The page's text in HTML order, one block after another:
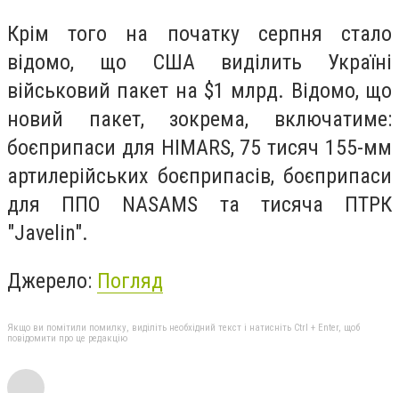
Крім того на початку серпня стало
відомо, що США виділить Україні
військовий пакет на $1 млрд. Відомо, що
новий пакет, зокрема, включатиме:
боєприпаси для HIMARS, 75 тисяч 155-мм
артилерійських боєприпасів, боєприпаси
для ППО NASAMS та тисяча ПТРК
"Javelin".
Джерело: Погляд
Якщо ви помітили помилку, виділіть необхідний текст і натисніть Ctrl + Enter, щоб
повідомити про це редакцію